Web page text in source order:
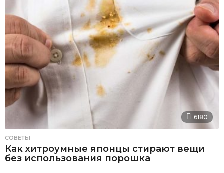
6180
СОВЕТЫ
Как хитроумные японцы стирают вещи
без использования порошка